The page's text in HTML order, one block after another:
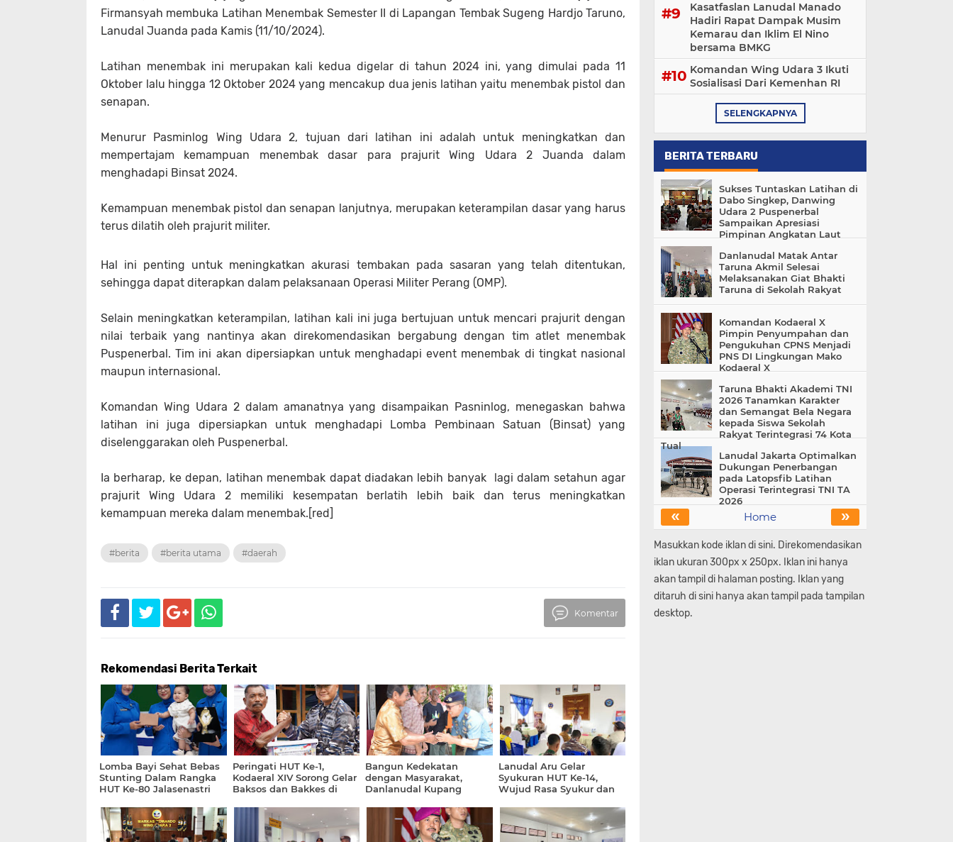
Firmansyah membuka Latihan Menembak Semester II di Lapangan Tembak Sugeng Hardjo Taruno,
Lanudal Juanda pada Kamis (11/10/2024).
Latihan menembak ini merupakan kali kedua digelar di tahun 2024 ini, yang dimulai pada 11
Oktober lalu hingga 12 Oktober 2024 yang mencakup dua jenis latihan yaitu menembak pistol dan
senapan.
Menurur Pasminlog Wing Udara 2, tujuan dari latihan ini adalah untuk meningkatkan dan
mempertajam kemampuan menembak dasar para prajurit Wing Udara 2 Juanda dalam
menghadapi Binsat 2024.
Kemampuan menembak pistol dan senapan lanjutnya, merupakan keterampilan dasar yang harus
terus dilatih oleh prajurit militer.
Hal ini penting untuk meningkatkan akurasi tembakan pada sasaran yang telah ditentukan,
sehingga dapat diterapkan dalam pelaksanaan Operasi Militer Perang (OMP).
Selain meningkatkan keterampilan, latihan kali ini juga bertujuan untuk mencari prajurit dengan
nilai terbaik yang nantinya akan direkomendasikan bergabung dengan tim atlet menembak
Puspenerbal. Tim ini akan dipersiapkan untuk menghadapi event menembak di tingkat nasional
maupun internasional.
Komandan Wing Udara 2 dalam amanatnya yang disampaikan Pasninlog, menegaskan bahwa
latihan ini juga dipersiapkan untuk menghadapi Lomba Pembinaan Satuan (Binsat) yang
diselenggarakan oleh Puspenerbal.
Ia berharap, ke depan, latihan menembak dapat diadakan lebih banyak lagi dalam setahun agar
prajurit Wing Udara 2 memiliki kesempatan berlatih lebih baik dan terus meningkatkan
kemampuan mereka dalam menembak.[red]
#berita #berita utama #daerah
Komentar
Rekomendasi Berita Terkait
Lomba Bayi Sehat Bebas
Stunting Dalam Rangka
HUT Ke-80 Jalasenastri
Peringati HUT Ke-1,
Kodaeral XIV Sorong Gelar
Baksos dan Bakkes di
Bangun Kedekatan
dengan Masyarakat,
Danlanudal Kupang
di Wilayah Sekitar
Pangkalan
Lanudal Aru Gelar
Syukuran HUT Ke-14,
Wujud Rasa Syukur dan
Prajurit
Kasatfaslan Lanudal Manado
Hadiri Rapat Dampak Musim
Kemarau dan Iklim El Nino
bersama BMKG
Komandan Wing Udara 3 Ikuti
Sosialisasi ‎Dari Kemenhan RI
SELENGKAPNYA
BERITA TERBARU
Sukses Tuntaskan Latihan di
Dabo Singkep, Danwing
Udara 2 Puspenerbal
Sampaikan Apresiasi
Pimpinan Angkatan Laut
Danlanudal Matak Antar
Taruna Akmil Selesai
Melaksanakan Giat Bhakti
Taruna di Sekolah Rakyat
Komandan Kodaeral X
Pimpin Penyumpahan dan
Pengukuhan CPNS Menjadi
PNS DI Lingkungan Mako
Kodaeral X
Taruna Bhakti Akademi TNI
2026 Tanamkan Karakter
dan Semangat Bela Negara
kepada Siswa Sekolah
Rakyat Terintegrasi 74 Kota
Tual
Lanudal Jakarta Optimalkan
Dukungan Penerbangan
pada Latopsfib Latihan
Operasi Terintegrasi TNI TA
2026
« »
Home
Masukkan kode iklan di sini. Direkomendasikan
iklan ukuran 300px x 250px. Iklan ini hanya
akan tampil di halaman posting. Iklan yang
ditaruh di sini hanya akan tampil pada tampilan
desktop.